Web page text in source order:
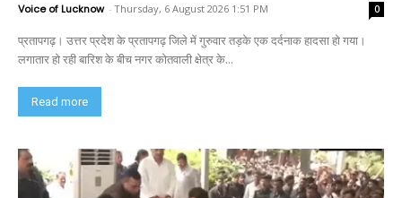
Voice of Lucknow - Thursday, 6 August 2026 1:51 PM 0
प्रतापगढ़। उत्तर प्रदेश के प्रतापगढ़ जिले में गुरुवार तड़के एक दर्दनाक हादसा हो गया।
लगातार हो रही बारिश के बीच नगर कोतवाली क्षेत्र के...
Read more